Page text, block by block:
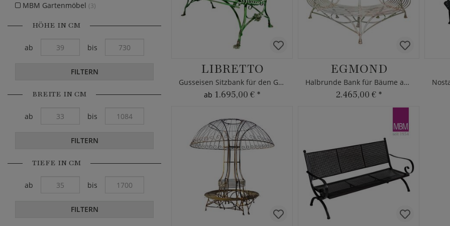
LIBRETTO
Gusseisen Sitzbank für den Garten
ab 1.695,00 € *
EGMOND
Halbrunde Bank für Bäume antik
2.465,00 € *
MBM Gartenmöbel (3)
HÖHE IN CM
ab bis
FILTERN
BREITE IN CM
ab bis
FILTERN
TIEFE IN CM
ab bis
FILTERN